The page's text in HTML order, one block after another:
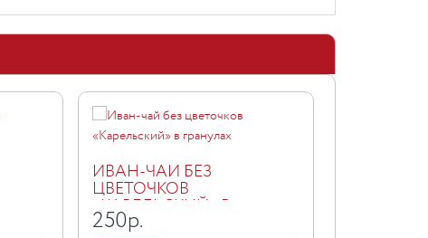
ИВАН-ЧАЙ БЕЗ
ЦВЕТОЧКОВ
«КАРЕЛЬСКИЙ» В
ГРАНУЛАХ
250р.